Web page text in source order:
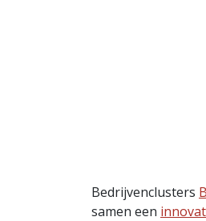
Bedrijvenclusters
samen een